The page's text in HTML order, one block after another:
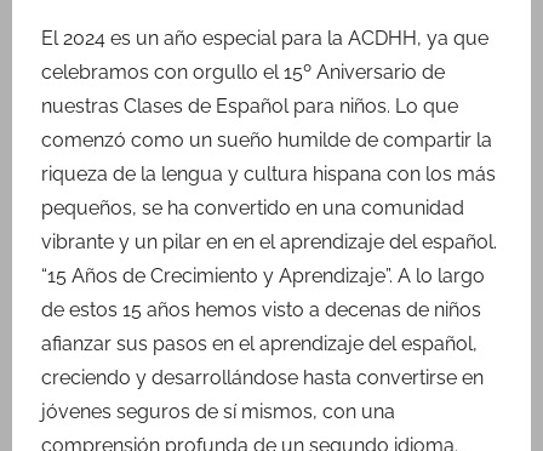
r
M
a
r
a
R
i
n
El 2024 es un año especial para la ACDHH, ya que
celebramos con orgullo el 15º Aniversario de
nuestras Clases de Español para niños. Lo que
comenzó como un sueño humilde de compartir la
riqueza de la lengua y cultura hispana con los más
pequeños, se ha convertido en una comunidad
vibrante y un pilar en en el aprendizaje del español.
“15 Años de Crecimiento y Aprendizaje”. A lo largo
de estos 15 años hemos visto a decenas de niños
afianzar sus pasos en el aprendizaje del español,
creciendo y desarrollándose hasta convertirse en
jóvenes seguros de sí mismos, con una
comprensión profunda de un segundo idioma.